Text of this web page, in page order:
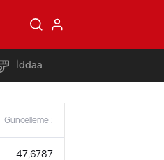
İddaa
Güncelleme :
47,6787